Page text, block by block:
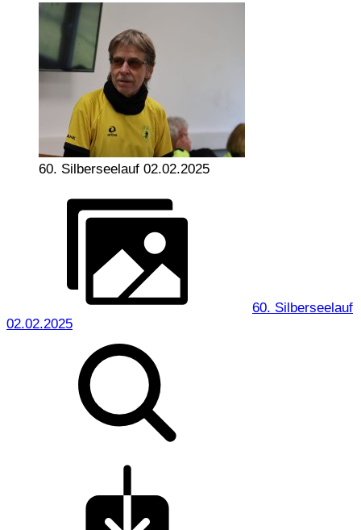
60. Silberseelauf 02.02.2025
60. Silberseelauf
02.02.2025